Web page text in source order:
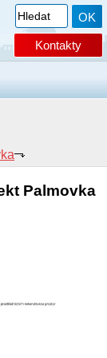
Kontakty
Palmovka